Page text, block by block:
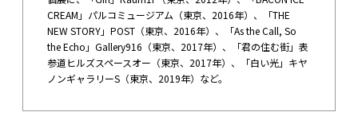
CREAM」パルコミュージアム（東京、2016年）、「THE
NEW STORY」POST（東京、2016年）、「As the Call, So
the Echo」Gallery916（東京、2017年）、「君の住む街」表
参道ヒルズスペースオー（東京、2017年）、「白い光」キヤ
ノンギャラリーS（東京、2019年）など。